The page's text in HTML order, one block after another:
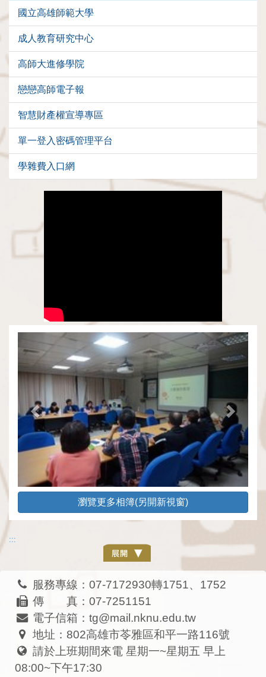
國立高雄師範大學
成人教育研究中心
高師大進修學院
戀戀高師電子報
智慧財產權宣導專區
單一登入密碼管理平台
學雜費入口網
Previous Next
瀏覽更多相簿(另開新視窗)
:::
服務專線：07-7172930轉1751、1752
傳 真：07-7251151
電子信箱：tg@mail.nknu.edu.tw
地址：802高雄市苓雅區和平一路116號
請於上班期間來電 星期一~星期五 早上
08:00~下午17:30